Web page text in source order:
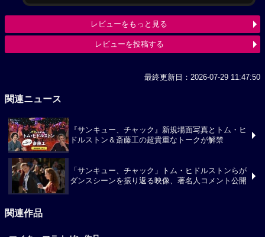
レビューをもっと見る
レビューを投稿する
最終更新日：2026-07-29 11:47:50
関連ニュース
『サンキュー、チャック』新規場面写真とトム・ヒ
ドルストン＆斎藤工の超貴重なトークが解禁
「サンキュー、チャック」トム・ヒドルストンらが
ダンスシーンを振り返る映像、著名人コメント公開
関連作品